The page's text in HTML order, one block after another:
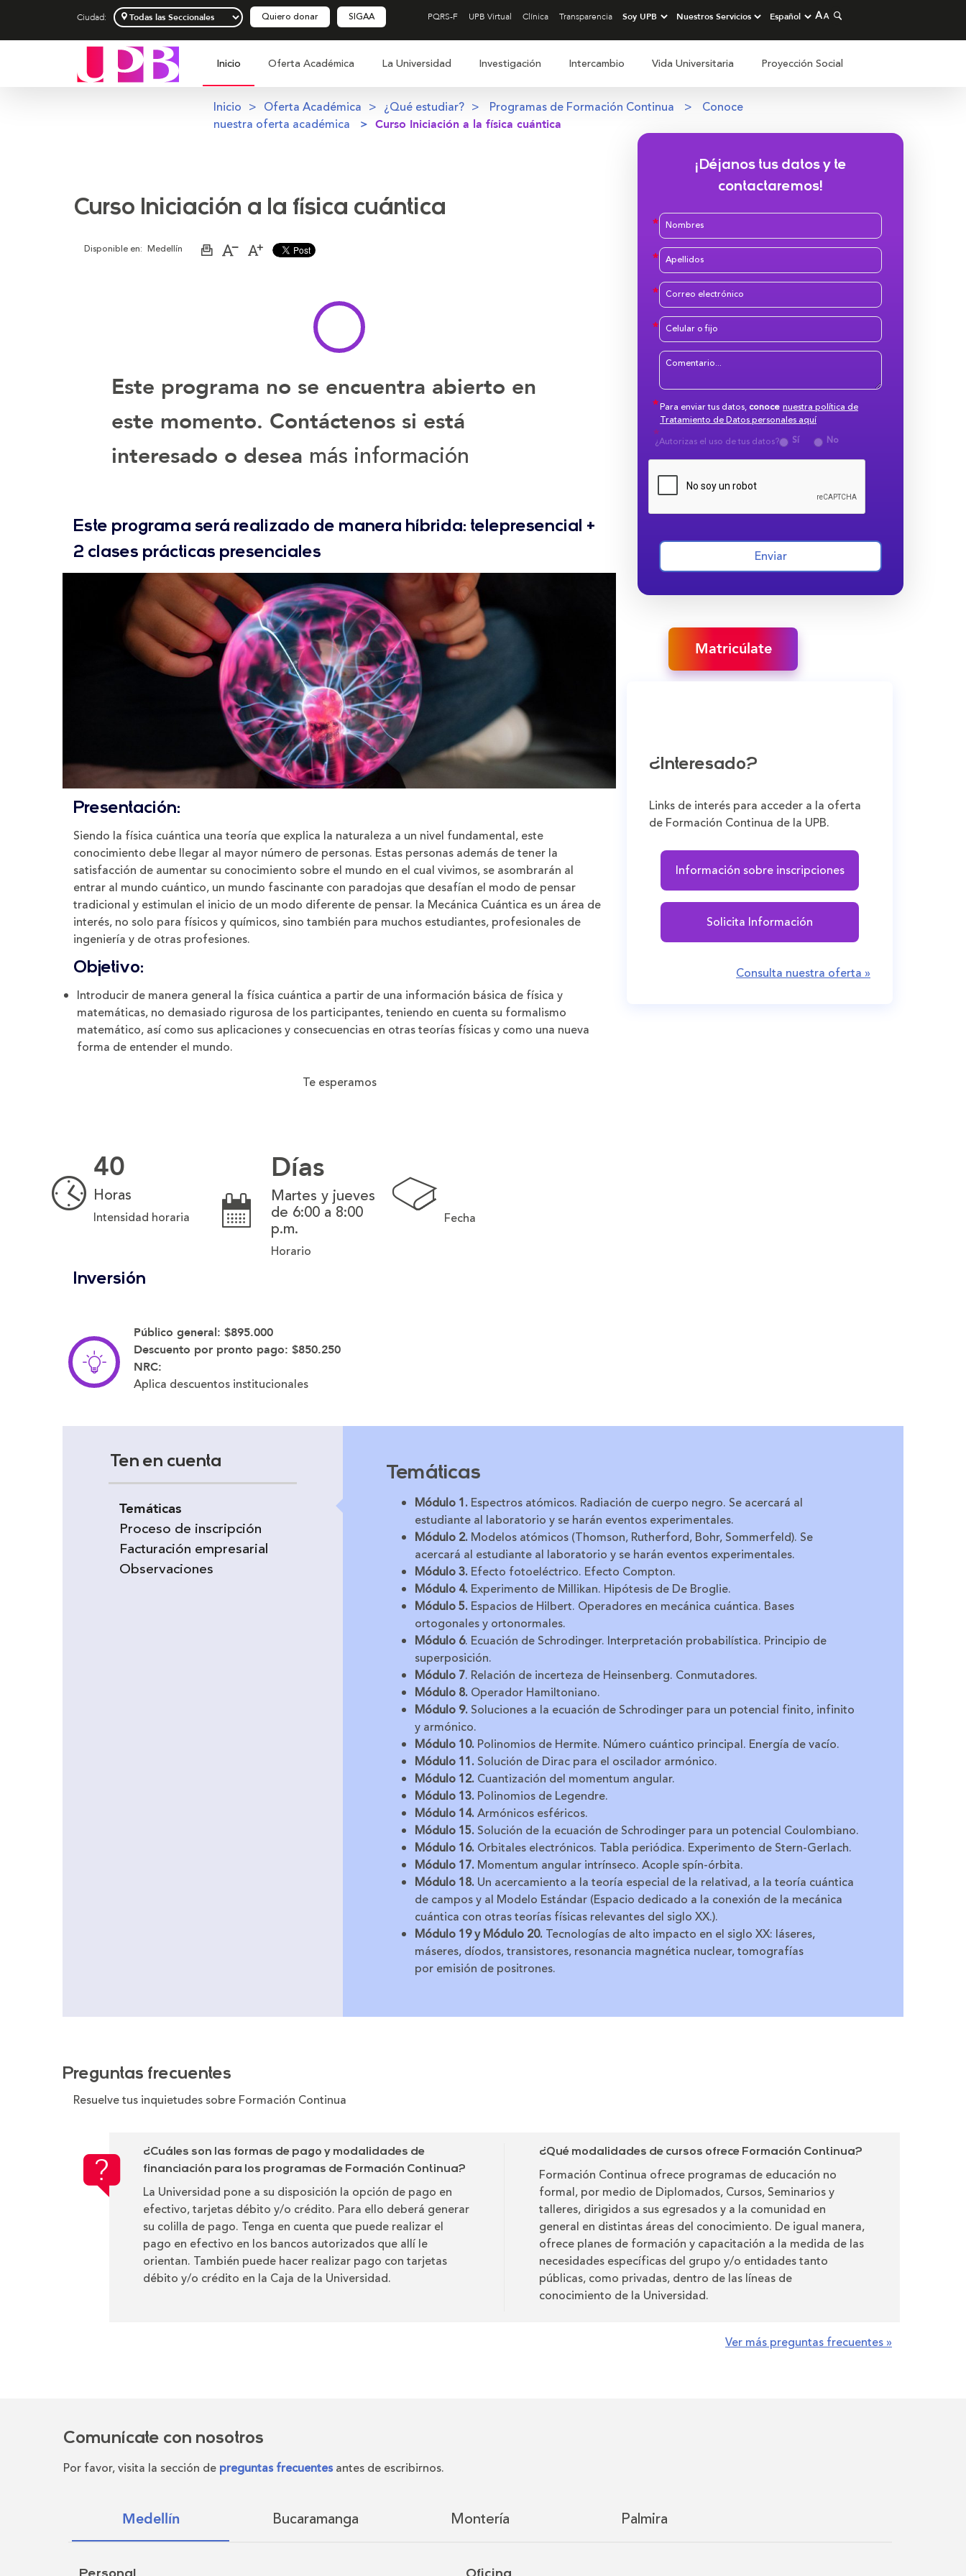
Ciudad: Quiero donar SIGAA PQRS-F UPB Virtual Clínica Transparencia
Inicio Oferta Académica La Universidad Investigación Intercambio Vida Universitaria Proyección Social
Inicio Oferta Académica ¿Qué estudiar? Programas de Formación Continua
Conoce
nuestra oferta académica
Curso Iniciación a la física cuántica
Curso Iniciación a la física cuántica
Disponible en: Medellín
ImprimirAumentarDisminuir
Este programa no se encuentra abierto en
este momento. Contáctenos si está
interesado o desea más información
Este programa será realizado de manera híbrida: telepresencial +
2 clases prácticas presenciales
Presentación:
Siendo la física cuántica una teoría que explica la naturaleza a un nivel fundamental, este
conocimiento debe llegar al mayor número de personas. Estas personas además de tener la
satisfacción de aumentar su conocimiento sobre el mundo en el cual vivimos, se asombrarán al
entrar al mundo cuántico, un mundo fascinante con paradojas que desafían el modo de pensar
tradicional y estimulan el inicio de un modo diferente de pensar. la Mecánica Cuántica es un área de
interés, no solo para físicos y químicos, sino también para muchos estudiantes, profesionales de
ingeniería y de otras profesiones.
Objetivo:
Introducir de manera general la física cuántica a partir de una información básica de física y
matemáticas, no demasiado rigurosa de los participantes, teniendo en cuenta su formalismo
matemático, así como sus aplicaciones y consecuencias en otras teorías físicas y como una nueva
forma de entender el mundo.
Te esperamos
40
Horas
Intensidad horaria
Días
Martes y jueves
de 6:00 a 8:00
p.m.
Horario
Fecha
Inversión
Público general: $895.000
Descuento por pronto pago: $850.250
NRC:
Aplica descuentos institucionales
¡Déjanos tus datos y te
contactaremos!
Para enviar tus datos,conoce nuestra política de
Tratamiento de Datos personales aquí
¿Autorizas el uso de tus datos?
Sí No
Enviar
Matricúlate
¿Interesado?
Links de interés para acceder a la oferta
de Formación Continua de la UPB.
Información sobre inscripciones
Solicita Información
Consulta nuestra oferta »
Ten en cuenta
Temáticas
Proceso de inscripción
Facturación empresarial
Observaciones
Temáticas
Módulo 1. Espectros atómicos. Radiación de cuerpo negro. Se acercará al
estudiante al laboratorio y se harán eventos experimentales.
Módulo 2. Modelos atómicos (Thomson, Rutherford, Bohr, Sommerfeld). Se
acercará al estudiante al laboratorio y se harán eventos experimentales.
Módulo 3. Efecto fotoeléctrico. Efecto Compton.
Módulo 4. Experimento de Millikan. Hipótesis de De Broglie.
Módulo 5. Espacios de Hilbert. Operadores en mecánica cuántica. Bases
ortogonales y ortonormales.
Módulo 6. Ecuación de Schrodinger. Interpretación probabilística. Principio de
superposición.
Módulo 7. Relación de incerteza de Heinsenberg. Conmutadores.
Módulo 8. Operador Hamiltoniano.
Módulo 9. Soluciones a la ecuación de Schrodinger para un potencial finito, infinito
y armónico.
Módulo 10. Polinomios de Hermite. Número cuántico principal. Energía de vacío.
Módulo 11. Solución de Dirac para el oscilador armónico.
Módulo 12. Cuantización del momentum angular.
Módulo 13. Polinomios de Legendre.
Módulo 14.Armónicos esféricos.
Módulo 15. Solución de la ecuación de Schrodinger para un potencial Coulombiano.
Módulo 16. Orbitales electrónicos. Tabla periódica. Experimento de Stern-Gerlach.
Módulo 17. Momentum angular intrínseco. Acople spín-órbita.
Módulo 18. Un acercamiento a la teoría especial de la relativad, a la teoría cuántica
de campos y al Modelo Estándar (Espacio dedicado a la conexión de la mecánica
cuántica con otras teorías físicas relevantes del siglo XX.).
Módulo 19 y Módulo 20. Tecnologías de alto impacto en el siglo XX: láseres,
máseres, díodos, transistores, resonancia magnética nuclear, tomografías
por emisión de positrones.
Preguntas frecuentes
Resuelve tus inquietudes sobre Formación Continua
¿Cuáles son las formas de pago y modalidades de
financiación para los programas de Formación Continua?
La Universidad pone a su disposición la opción de pago en
efectivo, tarjetas débito y/o crédito. Para ello deberá generar
su colilla de pago. Tenga en cuenta que puede realizar el
pago en efectivo en los bancos autorizados que allí le
orientan. También puede hacer realizar pago con tarjetas
débito y/o crédito en la Caja de la Universidad.
¿Qué modalidades de cursos ofrece Formación Continua?
Formación Continua ofrece programas de educación no
formal, por medio de Diplomados, Cursos, Seminarios y
talleres, dirigidos a sus egresados y a la comunidad en
general en distintas áreas del conocimiento. De igual manera,
ofrece planes de formación y capacitación a la medida de las
necesidades específicas del grupo y/o entidades tanto
públicas, como privadas, dentro de las líneas de
conocimiento de la Universidad.
Ver más preguntas frecuentes »
Comunícate con nosotros
Por favor, visita la sección de preguntas frecuentes antes de escribirnos.
Medellín Bucaramanga Montería Palmira